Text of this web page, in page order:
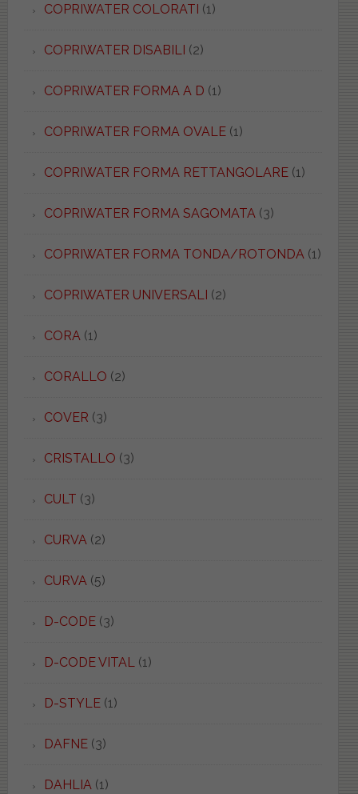
COPRIWATER COLORATI (1)
COPRIWATER DISABILI (2)
COPRIWATER FORMA A D (1)
COPRIWATER FORMA OVALE(1)
COPRIWATER FORMA RETTANGOLARE(1)
COPRIWATER FORMA SAGOMATA(3)
COPRIWATER FORMA TONDA/ROTONDA(1)
COPRIWATER UNIVERSALI (2)
CORA(1)
CORALLO (2)
COVER (3)
CRISTALLO (3)
CULT (3)
CURVA(2)
CURVA(5)
D-CODE(3)
D-CODE VITAL(1)
D-STYLE(1)
DAFNE(3)
DAHLIA(1)